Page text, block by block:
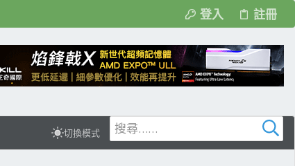
登入 註冊
切換模式